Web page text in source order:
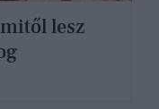
lesz